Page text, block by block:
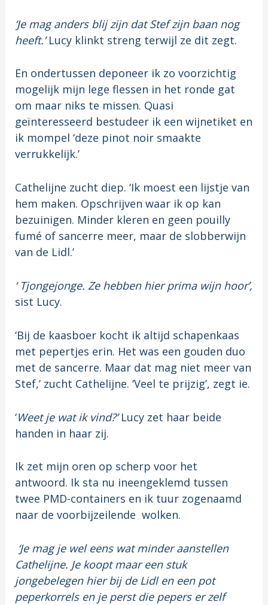
‘Je mag anders blij zijn dat Stef zijn baan nog
heeft.’Lucy klinkt streng terwijl ze dit zegt.
En ondertussen deponeer ik zo voorzichtig
mogelijk mijn lege flessen in het ronde gat
om maar niks te missen. Quasi
geïnteresseerd bestudeer ik een wijnetiket en
ik mompel ‘deze pinot noir smaakte
verrukkelijk.’
Cathelijne zucht diep. ‘Ik moest een lijstje van
hem maken. Opschrijven waar ik op kan
bezuinigen. Minder kleren en geen pouilly
fumé of sancerre meer, maar de slobberwijn
van de Lidl.’
‘ Tjongejonge. Ze hebben hier prima wijn hoor’,
sist Lucy.
‘Bij de kaasboer kocht ik altijd schapenkaas
met pepertjes erin. Het was een gouden duo
met de sancerre. Maar dat mag niet meer van
Stef,’ zucht Cathelijne. ‘Veel te prijzig’, zegt ie.
‘Weet je wat ik vind?’Lucy zet haar beide
handen in haar zij.
Ik zet mijn oren op scherp voor het
antwoord. Ik sta nu ineengeklemd tussen
twee PMD-containers en ik tuur zogenaamd
naar de voorbijzeilende wolken.
‘Je mag je wel eens wat minder aanstellen
Cathelijne. Je koopt maar een stuk
jongebelegen hier bij de Lidl en een pot
peperkorrels en je perst die pepers er zelf